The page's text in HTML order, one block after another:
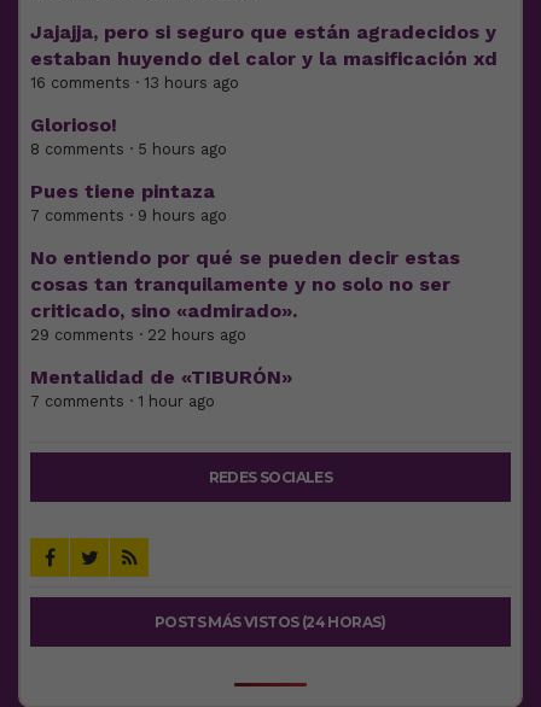
Jajajja, pero si seguro que están agradecidos y
estaban huyendo del calor y la masificación xd
16 comments · 13 hours ago
Glorioso!
8 comments · 5 hours ago
Pues tiene pintaza
7 comments · 9 hours ago
No entiendo por qué se pueden decir estas
cosas tan tranquilamente y no solo no ser
criticado, sino «admirado».
29 comments · 22 hours ago
Mentalidad de «TIBURÓN»
7 comments · 1 hour ago
REDES SOCIALES
POSTS MÁS VISTOS (24 HORAS)